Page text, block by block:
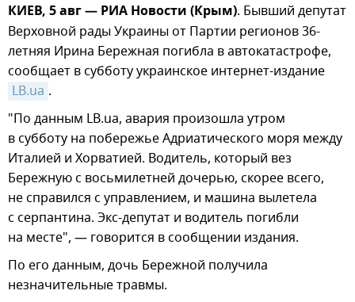
КИЕВ, 5 авг — РИА Новости (Крым). Бывший депутат
Верховной рады Украины от Партии регионов 36-
летняя Ирина Бережная погибла в автокатастрофе,
сообщает в субботу украинское интернет-издание
LB.ua .
"По данным LB.ua, авария произошла утром
в субботу на побережье Адриатического моря между
Италией и Хорватией. Водитель, который вез
Бережную с восьмилетней дочерью, скорее всего,
не справился с управлением, и машина вылетела
с серпантина. Экс-депутат и водитель погибли
на месте", — говорится в сообщении издания.
По его данным, дочь Бережной получила
незначительные травмы.